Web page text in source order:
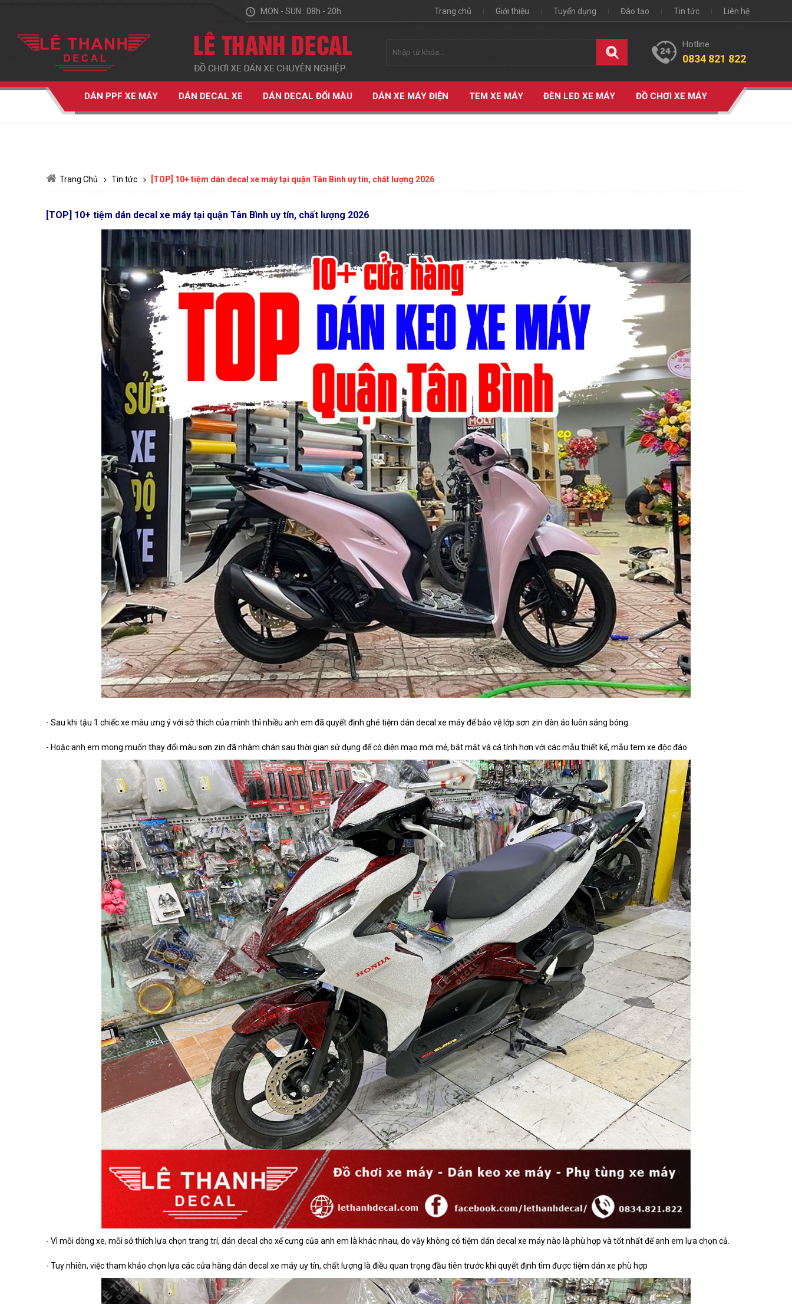
MON - SUN : 08h - 20h Trang chủ Giới thiệu Tuyển dụng Đào tạo Tin tức Liên hệ
Hotline
0834 821 822
DÁN PPF XE MÁY DÁN DECAL XE DÁN DECAL ĐỔI MÀU DÁN XE MÁY ĐIỆN TEM XE MÁY ĐÈN LED XE MÁY ĐỒ CHƠI XE MÁY
Trang Chủ Tin tức [TOP] 10+ tiệm dán decal xe máy tại quận Tân Bình uy tín, chất lượng 2026
[TOP] 10+ tiệm dán decal xe máy tại quận Tân Bình uy tín, chất lượng 2026
- Sau khi tậu 1 chiếc xe màu ưng ý với sở thích của mình thì nhiều anh em đã quyết định ghé tiệm dán decal xe máy để bảo vệ lớp sơn zin dàn áo luôn sáng bóng.
- Hoặc anh em mong muốn thay đổi màu sơn zin đã nhàm chán sau thời gian sử dụng để có diện mạo mới mẻ, bắt mắt và cá tính hơn với các mẫu thiết kế, mẫu tem xe độc đáo
- Vì mỗi dòng xe, mỗi sở thích lựa chọn trang trí, dán decal cho xế cưng của anh em là khác nhau, do vậy không có tiệm dán decal xe máy nào là phù hợp và tốt nhất để anh em lựa chọn cả.
- Tuy nhiên, việc tham khảo chọn lựa các cửa hàng dán decal xe máy uy tín, chất lượng là điều quan trọng đầu tiên trước khi quyết định tìm được tiệm dán xe phù hợp